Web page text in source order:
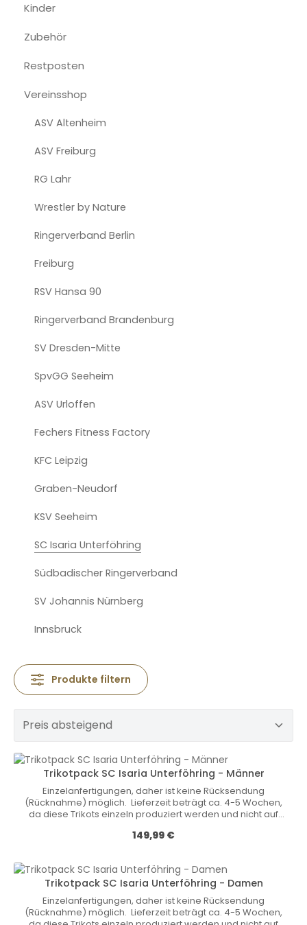
Kinder
Zubehör
Restposten
Vereinsshop
ASV Altenheim
ASV Freiburg
RG Lahr
Wrestler by Nature
Ringerverband Berlin
Freiburg
RSV Hansa 90
Ringerverband Brandenburg
SV Dresden-Mitte
SpvGG Seeheim
ASV Urloffen
Fechers Fitness Factory
KFC Leipzig
Graben-Neudorf
KSV Seeheim
SC Isaria Unterföhring
Südbadischer Ringerverband
SV Johannis Nürnberg
Innsbruck
Produkte filtern
Trikotpack SC Isaria Unterföhring - Männer
Einzelanfertigungen, daher ist keine Rücksendung
(Rücknahme) möglich. Lieferzeit beträgt ca. 4-5 Wochen,
da diese Trikots einzeln produziert werden und nicht auf
diese Trikots nicht verkaufen. • internationaler Stand
Hochrutschen des Trikots an den Beinen• 70 %
Polyester / 30 % Elastan Größen Kinder: 116 / 128 / 140 / 152 /
164 Größen Herren: S / M / L / XL / XXL / 3XL Größen Damen:
32 / 34 / 36 / 38 / 40 / 42 / 44 / 46
Regulärer Preis:
149,99 €
Trikotpack SC Isaria Unterföhring - Damen
Einzelanfertigungen, daher ist keine Rücksendung
(Rücknahme) möglich. Lieferzeit beträgt ca. 4-5 Wochen,